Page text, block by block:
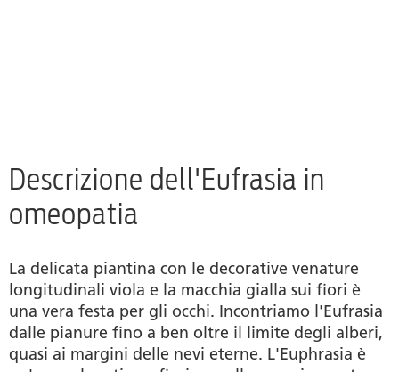
Descrizione dell'Eufrasia in
omeopatia
La delicata piantina con le decorative venature
longitudinali viola e la macchia gialla sui fiori è
una vera festa per gli occhi. Incontriamo l'Eufrasia
dalle pianure fino a ben oltre il limite degli alberi,
quasi ai margini delle nevi eterne. L'Euphrasia è